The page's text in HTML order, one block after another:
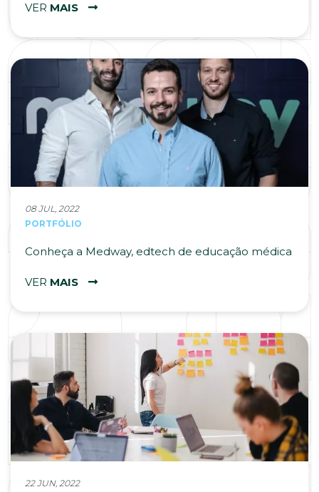
VER MAIS
08 JUL, 2022
PORTFÓLIO
Conheça a Medway, edtech de educação médica
VER MAIS
22 JUN, 2022